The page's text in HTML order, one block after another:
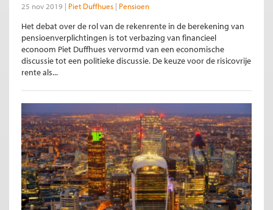
25 nov 2019 Piet Duffhues Pensioen
Het debat over de rol van de rekenrente in de berekening van
pensioenverplichtingen is tot verbazing van financieel
econoom Piet Duffhues vervormd van een economische
discussie tot een politieke discussie. De keuze voor de risicovrije
rente als...